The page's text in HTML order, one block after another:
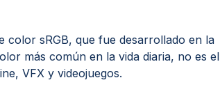
color sRGB, que fue desarrollado en la
más común en la vida diaria, no es el
VFX y videojuegos.